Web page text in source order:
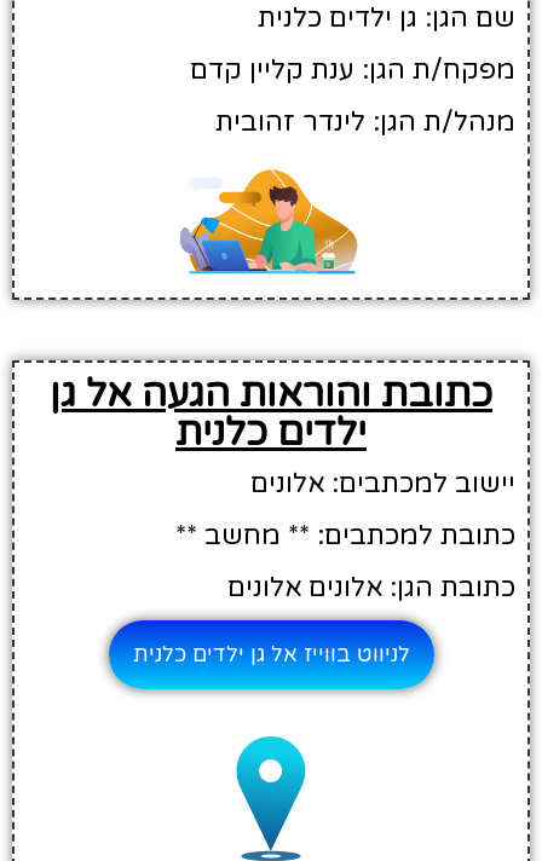
שם הגן: גן ילדים כלנית
מפקח/ת הגן: ענת קליין קדם
מנהל/ת הגן: לינדר זהובית
כתובת והוראות הגעה אל גן
ילדים כלנית
יישוב למכתבים: אלונים
כתובת למכתבים: ** מחשב **
כתובת הגן: אלונים אלונים
לניווט בווייז אל גן ילדים כלנית